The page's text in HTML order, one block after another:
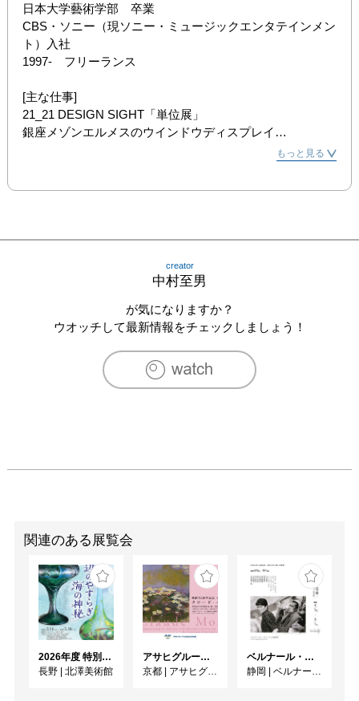
日本大学藝術学部　卒業
CBS・ソニー（現ソニー・ミュージックエンタテインメン
ト）入社
1997-　フリーランス
[主な仕事]
21_21 DESIGN SIGHT「単位展」
銀座メゾンエルメスのウインドウディスプレイ
やNHKみんなのうた「テトペッテンソン」
絵本『どっとこどうぶつえん』（福音館書店）
『勝手に広告』（佐藤雅彦と共著・マガジンハウス）
優秀賞
もっと見る
creator
中村至男
が気になりますか？
ウオッチして最新情報をチェックしましょう！
関連のある展覧会
2026年度 特別展「ガレとドーム、アール･ヌーヴォーのガラス 水辺のやすらぎ、海の神秘」
長野 | 北澤美術館
アサヒグループ大山崎山荘美術館 開館30周年記念展「没後100年 クロード・モネ」
京都 | アサヒグループ大山崎山荘美術館
ベルナール・ビュフェと写真 ーカメラがとらえたビュフェとその時代、そして21 世紀へ
静岡 | ベルナール・ビュフェ美術館